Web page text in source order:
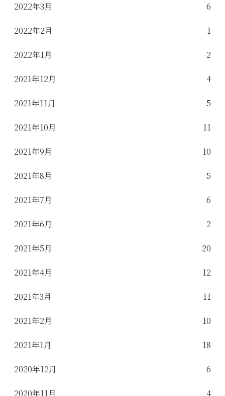
2022年3月 6
2022年2月 1
2022年1月 2
2021年12月 4
2021年11月 5
2021年10月 11
2021年9月 10
2021年8月 5
2021年7月 6
2021年6月 2
2021年5月 20
2021年4月 12
2021年3月 11
2021年2月 10
2021年1月 18
2020年12月 6
2020年11月 4